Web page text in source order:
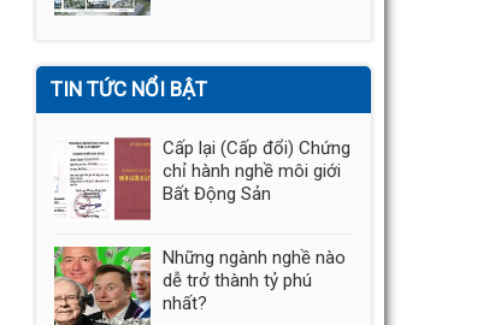
TIN TỨC NỔI BẬT
Cấp lại (Cấp đổi) Chứng
chỉ hành nghề môi giới
Bất Động Sản
Những ngành nghề nào
dễ trở thành tỷ phú
nhất?